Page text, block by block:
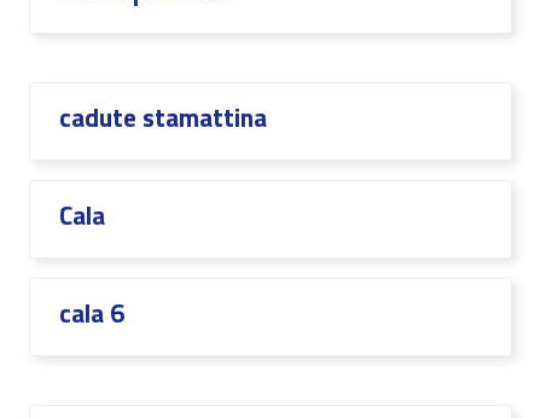
cadute stamattina
Cala
cala 6